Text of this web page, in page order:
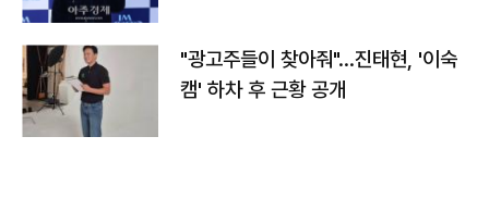
"광고주들이 찾아줘"…진태현, '이숙
캠' 하차 후 근황 공개